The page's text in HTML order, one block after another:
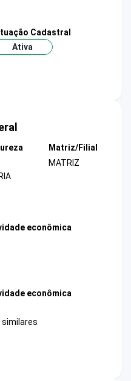
Cadastral
Ativa
Matriz/Filial
MATRIZ
econômica
econômica